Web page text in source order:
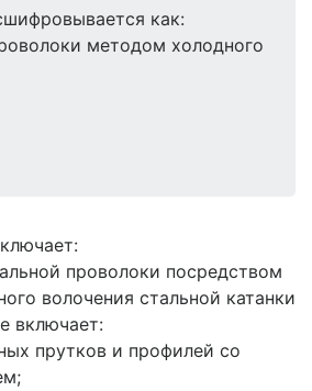
как:
методом холодного
проволоки посредством
волочения стальной катанки
включает:
прутков и профилей со